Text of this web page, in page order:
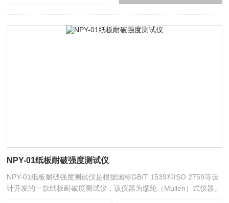
NPY-01纸板耐破强度测试仪
NPY-01纸板耐破强度测试仪是根据国标GB/T 1539和ISO 2759等设
计开发的一款纸板耐破度测试仪，该仪器为缪纶（Mullen）式仪器。